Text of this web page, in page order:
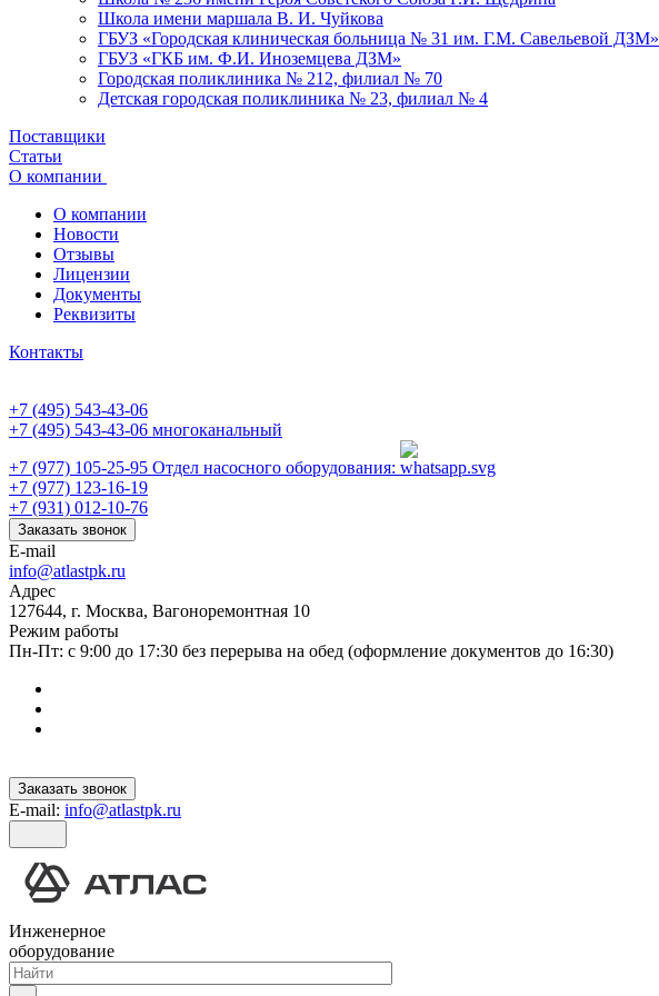
Школа имени маршала В. И. Чуйкова
ГБУЗ «Городская клиническая больница № 31 им. Г.М. Савельевой ДЗМ»
ГБУЗ «ГКБ им. Ф.И. Иноземцева ДЗМ»
Городская поликлиника № 212, филиал № 70
Детская городская поликлиника № 23, филиал № 4
Поставщики
Статьи
О компании
О компании
Новости
Отзывы
Лицензии
Документы
Реквизиты
Контакты
+7 (495) 543-43-06
+7 (495) 543-43-06 многоканальный
+7 (977) 105-25-95 Отдел насосного оборудования:
+7 (977) 123-16-19
+7 (931) 012-10-76
Заказать звонок
E-mail
info@atlastpk.ru
Адрес
127644, г. Москва, Вагоноремонтная 10
Режим работы
Пн-Пт: с 9:00 до 17:30 без перерыва на обед (оформление документов до 16:30)
Заказать звонок
E-mail: info@atlastpk.ru
Инженерное
оборудование